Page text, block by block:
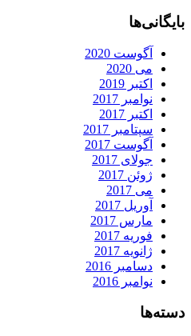
بایگانی‌ها
آگوست 2020
می 2020
اکتبر 2019
نوامبر 2017
اکتبر 2017
سپتامبر 2017
آگوست 2017
جولای 2017
ژوئن 2017
می 2017
آوریل 2017
مارس 2017
فوریه 2017
ژانویه 2017
دسامبر 2016
نوامبر 2016
دسته‌ها